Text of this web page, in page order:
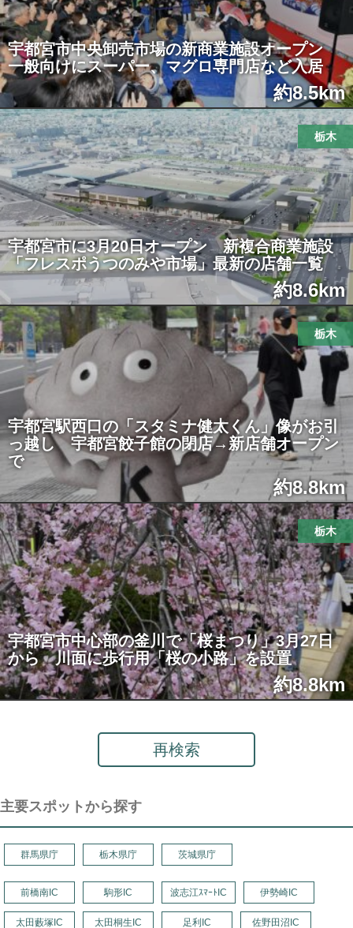
宇都宮市中央卸売市場の新商業施設オープン
一般向けにスーパー、マグロ専門店など入居
約8.5km
栃木
宇都宮市に3月20日オープン 新複合商業施設
「フレスポうつのみや市場」最新の店舗一覧
約8.6km
栃木
宇都宮駅西口の「スタミナ健太くん」像がお引
っ越し 宇都宮餃子館の閉店→新店舗オープン
で
約8.8km
栃木
宇都宮市中心部の釜川で「桜まつり」3月27日
から 川面に歩行用「桜の小路」を設置
約8.8km
再検索
主要スポットから探す
群馬県庁 栃木県庁 茨城県庁
前橋南IC 駒形IC 波志江ｽﾏｰﾄIC 伊勢崎IC
太田藪塚IC 太田桐生IC 足利IC 佐野田沼IC